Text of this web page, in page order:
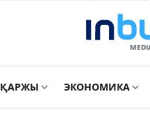
ҚАРЖЫ ЭКОНОМИКА